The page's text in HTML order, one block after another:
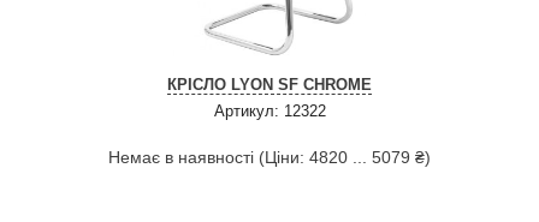
КРІСЛО LYON SF CHROME
Артикул: 12322
Немає в наявності (Ціни: 4820 ... 5079 ₴)